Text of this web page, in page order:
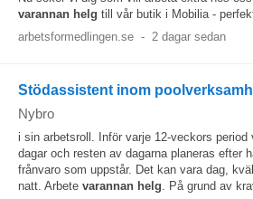
varannan helg till vår butik i Mobilia -
arbetsformedlingen.se - 2 dagar sedan
Stödassistent inom
Nybro
i sin arbetsroll. Inför varje 12-veckors period
dagar och resten av dagarna planeras efter
frånvaro som uppstår. Det kan vara dag,
natt. Arbete varannan helg. På grund av